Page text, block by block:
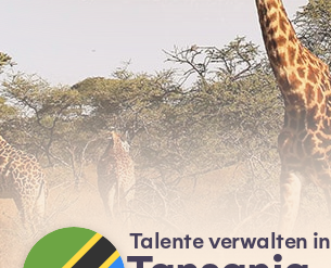
Talente verwalten in